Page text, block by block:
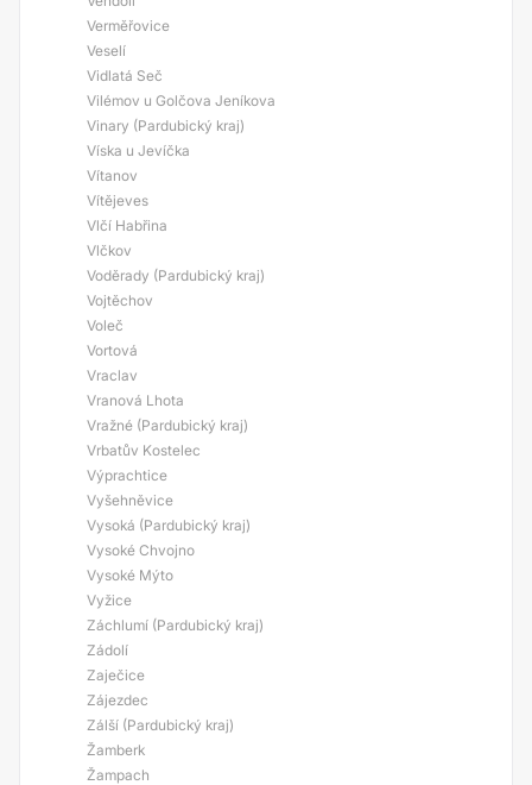
Verměřovice
Veselí
Vidlatá Seč
Vilémov u Golčova Jeníkova
Vinary (Pardubický kraj)
Víska u Jevíčka
Vítanov
Vítějeves
Vlčí Habřina
Vlčkov
Voděrady (Pardubický kraj)
Vojtěchov
Voleč
Vortová
Vraclav
Vranová Lhota
Vražné (Pardubický kraj)
Vrbatův Kostelec
Výprachtice
Vyšehněvice
Vysoká (Pardubický kraj)
Vysoké Chvojno
Vysoké Mýto
Vyžice
Záchlumí (Pardubický kraj)
Zádolí
Zaječice
Zájezdec
Zálší (Pardubický kraj)
Žamberk
Žampach